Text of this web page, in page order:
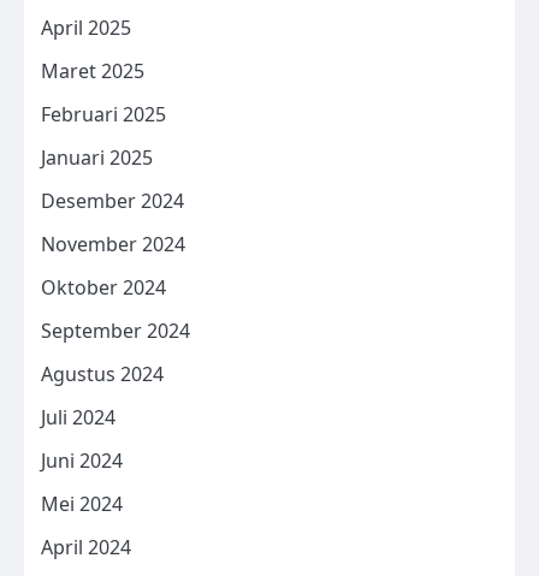
April 2025
Maret 2025
Februari 2025
Januari 2025
Desember 2024
November 2024
Oktober 2024
September 2024
Agustus 2024
Juli 2024
Juni 2024
Mei 2024
April 2024